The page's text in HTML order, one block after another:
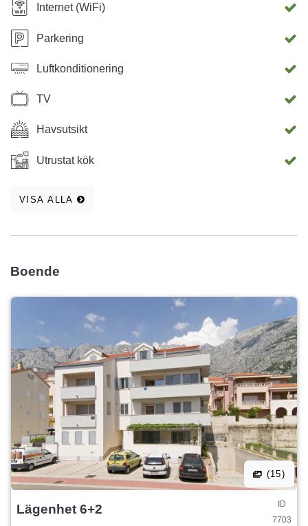
Internet (WiFi)
Parkering
Luftkonditionering
TV
Havsutsikt
Utrustat kök
VISA ALLA
Boende
(15)
Lägenhet 6+2
ID
7703